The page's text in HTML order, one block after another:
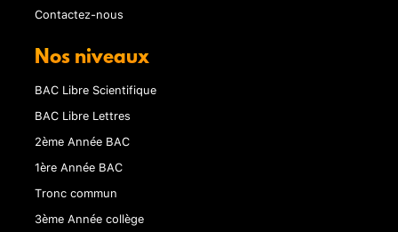
Contactez-nous
Nos niveaux
BAC Libre Scientifique
BAC Libre Lettres
2ème Année BAC
1ère Année BAC
Tronc commun
3ème Année collège